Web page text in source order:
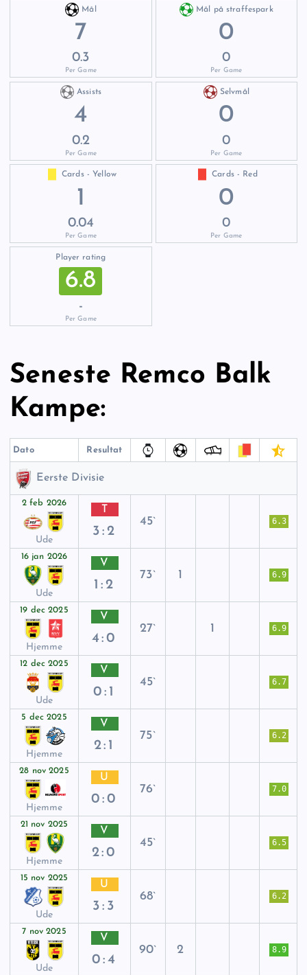
Mål
7
0.3
Per Game
Mål på straffespark
0
0
Per Game
Assists
4
0.2
Per Game
Selvmål
0
0
Per Game
Cards - Yellow
1
0.04
Per Game
Cards - Red
0
0
Per Game
Player rating
6.8
-
Per Game
Seneste Remco Balk
Kampe:
Dato Resultat
Eerste Divisie
2 feb 2026
Ude
T
3:2
45` 6.3
16 jan 2026
Ude
V
1:2
73` 1 6.9
19 dec 2025
Hjemme
V
4:0
27` 1 6.9
12 dec 2025
Ude
V
0:1
45` 6.7
5 dec 2025
Hjemme
V
2:1
75` 6.2
28 nov 2025
Hjemme
U
0:0
76` 7.0
21 nov 2025
Hjemme
V
2:0
45` 6.5
15 nov 2025
Ude
U
3:3
68` 6.2
7 nov 2025
Ude
V
0:4
90` 2 8.9